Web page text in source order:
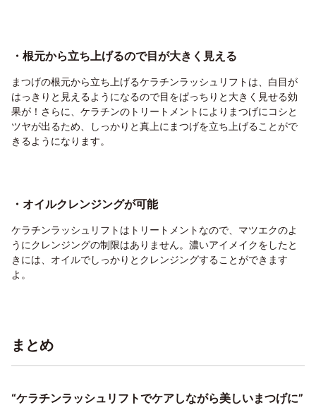
・根元から立ち上げるので目が大きく見える
まつげの根元から立ち上げるケラチンラッシュリフトは、白目が
はっきりと見えるようになるので目をぱっちりと大きく見せる効
果が！さらに、ケラチンのトリートメントによりまつげにコシと
ツヤが出るため、しっかりと真上にまつげを立ち上げることがで
きるようになります。
・オイルクレンジングが可能
ケラチンラッシュリフトはトリートメントなので、マツエクのよ
うにクレンジングの制限はありません。濃いアイメイクをしたと
きには、オイルでしっかりとクレンジングすることができます
よ。
まとめ
“ケラチンラッシュリフトでケアしながら美しいまつげに”